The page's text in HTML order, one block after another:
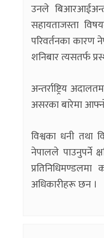
उनले
सहायताजस्ता
परिवर्तनका कारण
शनिबार त्यसतर्फ
अन्तर्राष्ट्रिय
असरका बारेमा
विश्वका धनी
नेपालले पाउनुपर्ने
अधिकारीहरू छन ।